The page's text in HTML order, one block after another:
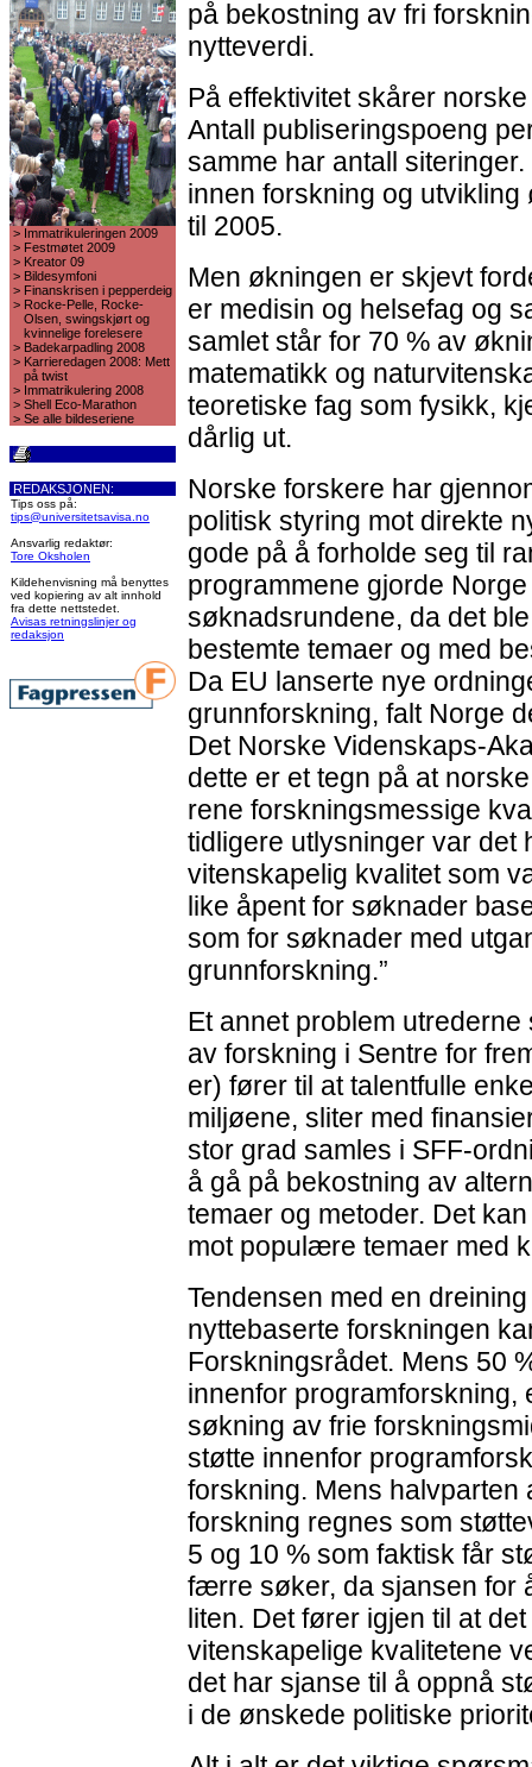
> Immatrikuleringen 2009
> Festmøtet 2009
> Kreator 09
> Bildesymfoni
> Finanskrisen i pepperdeig
> Rocke-Pelle, Rocke-
Olsen, swingskjørt og
kvinnelige forelesere
> Badekarpadling 2008
> Karrieredagen 2008: Mett
på twist
> Immatrikulering 2008
> Shell Eco-Marathon
> Se alle bildeseriene
REDAKSJONEN:
Tips oss på:
tips@universitetsavisa.no
Ansvarlig redaktør:
Tore Oksholen
Kildehenvisning må benyttes
ved kopiering av alt innhold
fra dette nettstedet.
Avisas retningslinjer og
redaksjon
på bekostning av fri
nytteverdi.
På effektivitet skårer
Antall publiseringspoeng
samme har antall
innen forskning og
til 2005.
Men økningen er skjevt
er medisin og helsefag og
samlet står for 70 % av
matematikk og
teoretiske fag som fysikk,
dårlig ut.
Norske forskere har
politisk styring mot direkte
gode på å forholde seg til
programmene gjorde
søknadsrundene, da det
bestemte temaer og med
Da EU lanserte nye
grunnforskning, falt Norge
Det Norske Videnskaps-
dette er et tegn på at
rene forskningsmessige
tidligere utlysninger var det
vitenskapelig kvalitet som
like åpent for søknader
som for søknader med
grunnforskning.”
Et annet problem
av forskning i Sentre for
er) fører til at talentfulle
miljøene, sliter med
stor grad samles i SFF-
å gå på bekostning av
temaer og metoder. Det
mot populære temaer med
Tendensen med en
nyttebaserte forskningen
Forskningsrådet. Mens 50
innenfor programforskning,
søkning av frie
støtte innenfor
forskning. Mens
forskning regnes som
5 og 10 % som faktisk får
færre søker, da sjansen for
liten. Det fører igjen til at
vitenskapelige kvalitetene
det har sjanse til å oppnå
i de ønskede politiske